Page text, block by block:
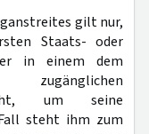
gilt nur,
Staats- oder
er in einem dem
um seine
steht ihm zum